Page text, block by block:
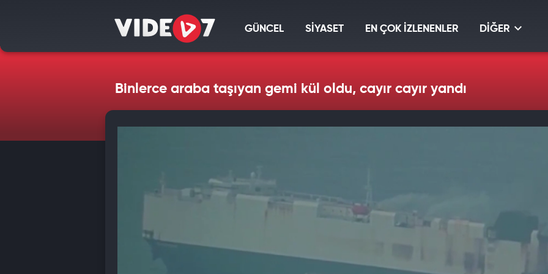
GÜNCEL SİYASET EN ÇOK İZLENENLER DİĞER
Binlerce araba taşıyan gemi kül oldu, cayır cayır yandı